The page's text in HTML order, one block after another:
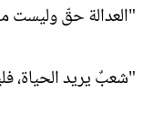
"العدالة حقّ وليست
"شعبٌ يريد الحياة،